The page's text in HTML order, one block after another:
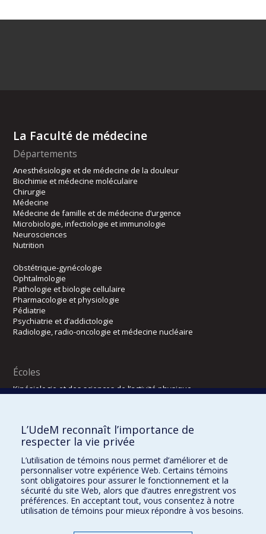
La Faculté de médecine
Départements
Anesthésiologie et de médecine de la douleur
Biochimie et médecine moléculaire
Chirurgie
Médecine
Médecine de famille et de médecine d’urgence
Microbiologie, infectiologie et immunologie
Neurosciences
Nutrition
Obstétrique-gynécologie
Ophtalmologie
Pathologie et biologie cellulaire
Pharmacologie et physiologie
Pédiatrie
Psychiatrie et d’addictologie
Radiologie, radio-oncologie et médecine nucléaire
Écoles
Kinésiologie et des sciences de l’activité physique
Directions
DPC
CPASS
Éthique clinique
L’UdeM reconnaît l’importance de
respecter la vie privée
L’utilisation de témoins nous permet d’améliorer et de
personnaliser votre expérience Web. Certains témoins
sont obligatoires pour assurer le fonctionnement et la
sécurité du site Web, alors que d’autres enregistrent vos
préférences. En acceptant tout, vous consentez à notre
utilisation de témoins pour mieux répondre à vos besoins.